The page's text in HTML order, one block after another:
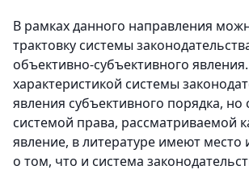
В рамках данного направления
трактовку системы
объективно-субъективного
характеристикой системы
явления субъективного порядка, но
системой права, рассматриваемой
явление, в литературе имеют место
о том, что и система